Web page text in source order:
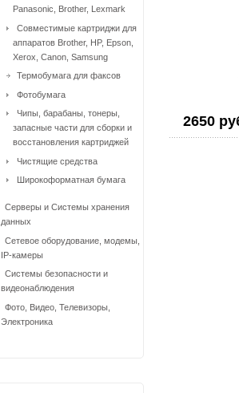
2650
Panasonic, Brother, Lexmark
Совместимые картриджи для
аппаратов Brother, HP, Epson,
Xerox, Canon, Samsung
Термобумага для факсов
Фотобумага
Чипы, барабаны, тонеры,
запасные части для сборки и
восстановления картриджей
Чистящие средства
Широкоформатная бумага
Серверы и Системы хранения
данных
Сетевое оборудование, модемы,
IP-камеры
Системы безопасности и
видеонаблюдения
Фото, Видео, Телевизоры,
Электроника